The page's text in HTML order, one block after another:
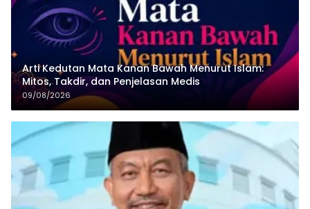
Arti Kedutan Mata Kanan Bawah Menurut Islam:
Mitos, Takdir, dan Penjelasan Medis
09/08/2026